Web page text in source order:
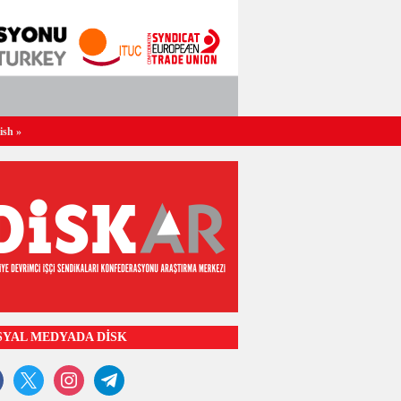
»
MEDYADA DİSK
x instagramtelegram